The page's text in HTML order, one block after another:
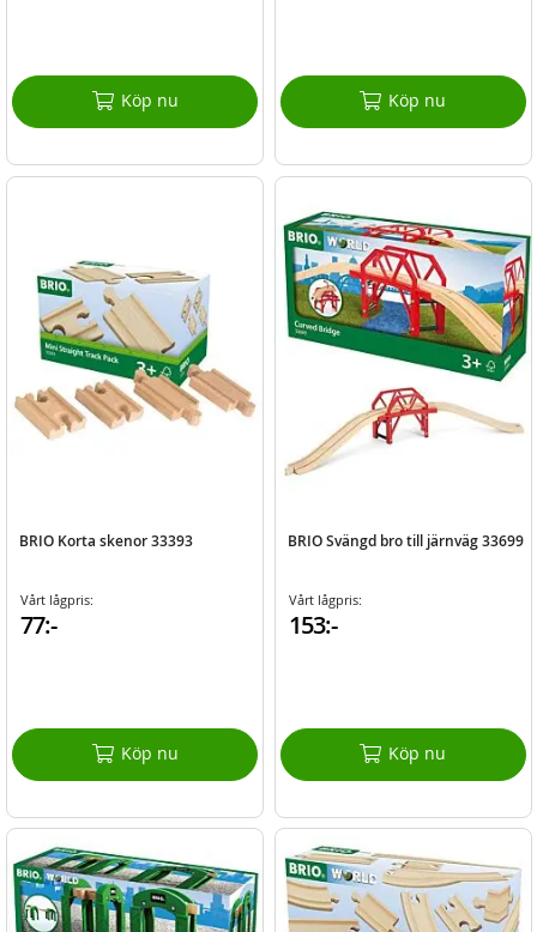
Köp nu Köp nu
BRIO Korta skenor 33393
Vårt lågpris:
77:-
Köp nu
BRIO Svängd bro till järnväg 33699
Vårt lågpris:
153:-
Köp nu